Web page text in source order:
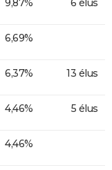
9,87% 6 élus
6,69%
6,37% 13 élus
4,46% 5 élus
4,46%